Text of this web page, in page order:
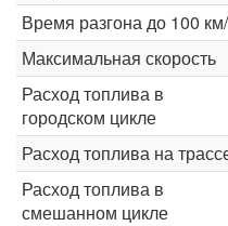
Время разгона до 100
Максимальная скорость
Расход топлива в
городском цикле
Расход топлива на
Расход топлива в
смешанном цикле